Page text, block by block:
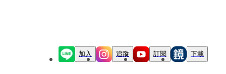
加入 追蹤 訂閱 下載